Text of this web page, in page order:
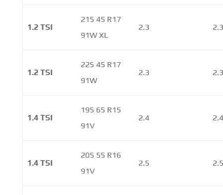
1.2 TSI
215 45 R17
91W XL
2.3
1.2 TSI
225 45 R17
91W
2.3
1.4 TSI
195 65 R15
91V
2.4
1.4 TSI
205 55 R16
91V
2.5